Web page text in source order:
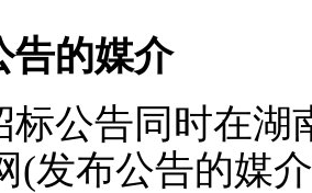
告的媒介
标公告同时在湖
(发布公告的媒